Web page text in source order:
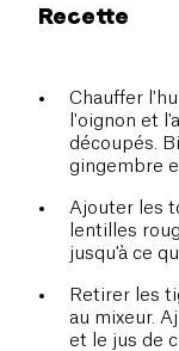
Recette
Chauffer
l'oignon et
découpés.
gingembre
Ajouter les
lentilles
jusqu'à ce
Retirer les
au mixeur.
et le jus de